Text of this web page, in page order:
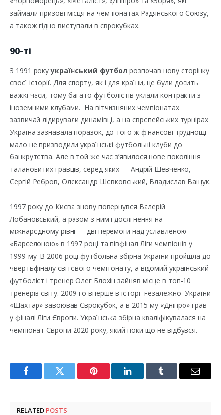
займали призові місця на чемпіонатах Радянського Союзу,
а також гідно виступали в єврокубках.
90-ті
З 1991 рокуукраїнський футбол розпочав нову сторінку
своєї історії. Для спорту, як і для країни, це були досить
важкі часи, тому багато футболістів уклали контракти з
іноземними клубами. На вітчизняних чемпіонатах
зазвичай лідирували динамівці, а на європейських турнірах
Україна зазнавала поразок, до того ж фінансові труднощі
мало не призводили українські футбольні клуби до
банкрутства. Але в той же час з’явилося нове покоління
талановитих гравців, серед яких — Андрій Шевченко,
Сергій Ребров, Олександр Шовковський, Владислав Ващук.
1997 року до Києва знову повернувся Валерій
Лобановський, а разом з ним і досягнення на
міжнародному рівні — дві перемоги над уславленою
«Барселоною» в 1997 році та півфінал Ліги чемпіонів у
1999-му. В 2006 році футбольна збірна України пройшла до
чвертьфіналу світового чемпіонату, а відомий український
футболіст і тренер Олег Блохін зайняв місце в топ-10
тренерів світу. 2009-го вперше в історії незалежної України
«Шахтар» завоював Єврокубок, а в 2015-му «Дніпро» грав
у фіналі Ліги Європи. Українська збірна кваліфікувалася на
чемпіонат Європи 2020 року, який поки що не відбувся.
FacebookTwitter Pinterest LinkedInTumblr Email
RELATED POSTS